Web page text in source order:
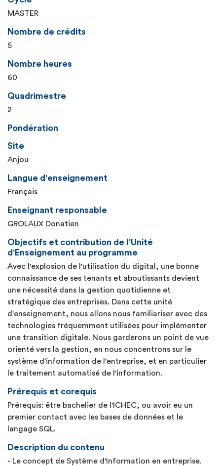
MASTER
Nombre de crédits
5
Nombre heures
60
Quadrimestre
2
Pondération
Site
Anjou
Langue d'enseignement
Français
Enseignant responsable
GROLAUX Donatien
Objectifs et contribution de l'Unité
d'Enseignement au programme
Avec l'explosion de l'utilisation du digital, une bonne
connaissance de ses tenants et aboutissants devient
une nécessité dans la gestion quotidienne et
stratégique des entreprises. Dans cette unité
d'enseignement, nous allons nous familiariser avec des
technologies fréquemment utilisées pour implémenter
une transition digitale. Nous garderons un point de vue
orienté vers la gestion, en nous concentrons sur le
système d'information de l'entreprise, et en particulier
le traitement automatisé de l'information.
Prérequis et corequis
Prérequis: être bachelier de l'ICHEC, ou avoir eu un
premier contact avec les bases de données et le
langage SQL.
Description du contenu
- Le concept de Système d'Information en entreprise.